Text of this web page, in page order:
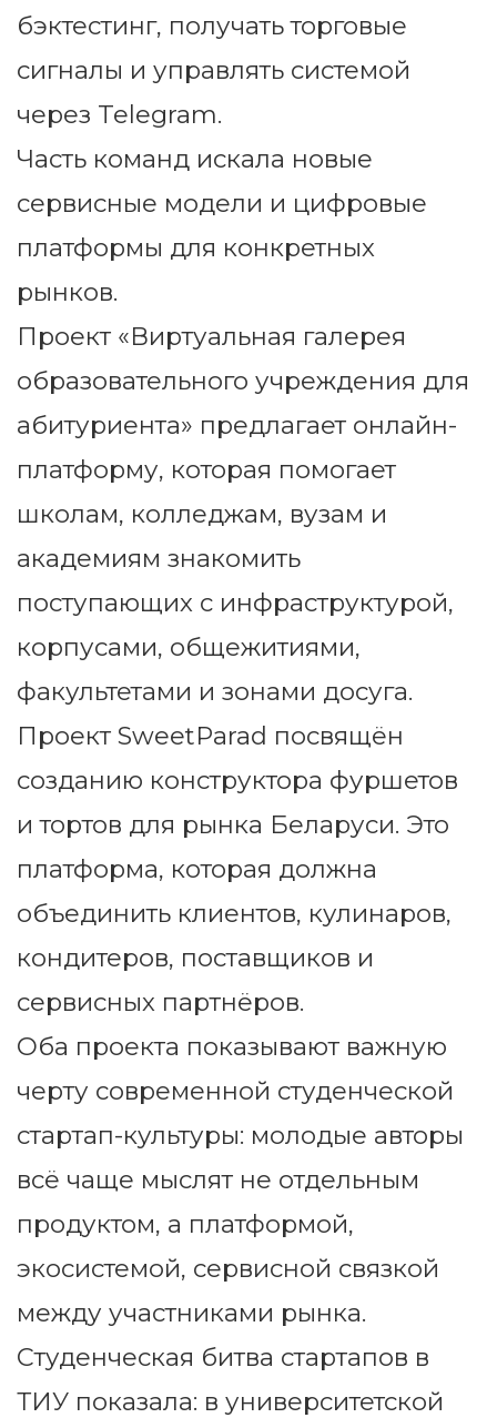
бэктестинг, получать торговые
сигналы и управлять системой
через Telegram.
Часть команд искала новые
сервисные модели и цифровые
платформы для конкретных
рынков.
Проект «Виртуальная галерея
образовательного учреждения для
абитуриента» предлагает онлайн-
платформу, которая помогает
школам, колледжам, вузам и
академиям знакомить
поступающих с инфраструктурой,
корпусами, общежитиями,
факультетами и зонами досуга.
Проект SweetParad посвящён
созданию конструктора фуршетов
и тортов для рынка Беларуси. Это
платформа, которая должна
объединить клиентов, кулинаров,
кондитеров, поставщиков и
сервисных партнёров.
Оба проекта показывают важную
черту современной студенческой
стартап-культуры: молодые авторы
всё чаще мыслят не отдельным
продуктом, а платформой,
экосистемой, сервисной связкой
между участниками рынка.
Студенческая битва стартапов в
ТИУ показала: в университетской